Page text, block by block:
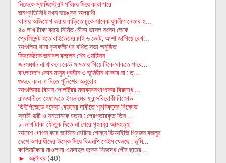
নিজেকে ম্যাজিস্ট্রেট পরিচয় দিয়ে কারাগারে
জনপ্রতিনিধি যখন ভয়ঙ্কর অপরাধী
থানায় অভিযোগ করায় বাড়িতে ঢুকে সাবেক যুবলীগ নেতার হ...
৪০ লাখ টাকা ব্যয়ে নির্মিত নৌকা ভাসল সংসদ লেকে
প্রেসিডেন্ট হতে বাইডেনের চাই ৬ ভোট, আশা জাগিয়ে রেখ...
আশুলিয়া থানা কৃষকলীগের বর্ধিত সভা অনুষ্ঠিত
ক্রিকেটকে জনাবল বললেন শেন ওয়াটসন
জনসমর্থন না থাকলে কেউ ক্ষমতায় গিয়ে টিকে থাকতে পারে...
বাংলাদেশে কোন মানুষ গৃহহীন ও ভূমিহীন থাকবে না : ত্...
গুজবে কান না দিতে পুলিশের অনুরোধ
আশুলিয়ায় বিমান পোলট্রির মহাব্যবস্থাপকের বিরুদ্ধে ...
রাজধানীতে হেফাজতে ইসলামের ফ্রান্সবিরোধী বিক্ষোভ
ডিইপিজেডে বকেয়া বেতনের দাবীতে শ্রমিকদের বিক্ষোভ
স্বামী-স্ত্রী ও সন্তানকে হত্যা : গ্রেপ্তারকৃত তিন ...
১০লাখ টাকা যৌতুক দিতে না পেরে গৃহবধূর আত্মহত্যা
আদেশ গোপন করে জামিনে বেরিয়ে গেছেন ডিআইজি প্রিজন বজলুর
দেশে অপরাধীদের উস্কে দিয়ে বিএনপি গেইম খেলছে : ভূমি...
কালিয়াকৈরে মাওলানা এমদাদুল হকের বিরুদ্ধে পৌর ছাত্র...
► অক্টোবর (40)